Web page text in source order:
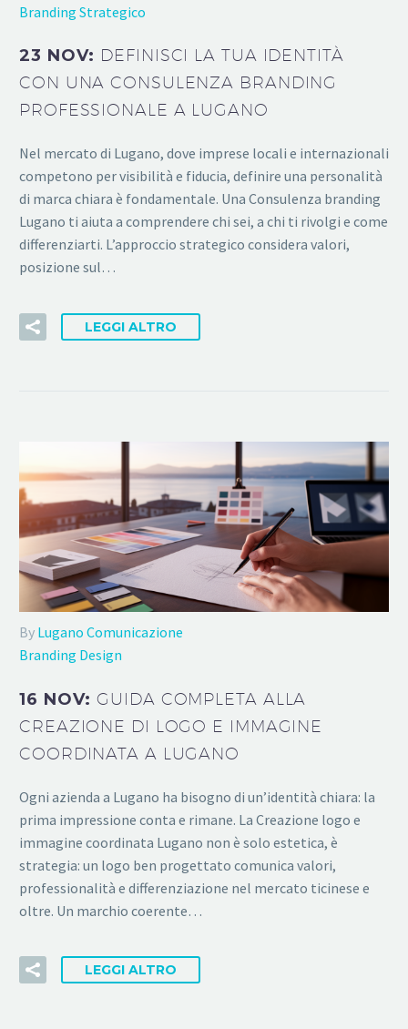
Branding Strategico
23 NOV: DEFINISCI LA TUA IDENTITÀ
CON UNA CONSULENZA BRANDING
PROFESSIONALE A LUGANO
Nel mercato di Lugano, dove imprese locali e internazionali
competono per visibilità e fiducia, definire una personalità
di marca chiara è fondamentale. Una Consulenza branding
Lugano ti aiuta a comprendere chi sei, a chi ti rivolgi e come
differenziarti. L’approccio strategico considera valori,
posizione sul…
LEGGI ALTRO
By Lugano Comunicazione
Branding Design
16 NOV:GUIDA COMPLETA ALLA
CREAZIONE DI LOGO E IMMAGINE
COORDINATA A LUGANO
Ogni azienda a Lugano ha bisogno di un’identità chiara: la
prima impressione conta e rimane. La Creazione logo e
immagine coordinata Lugano non è solo estetica, è
strategia: un logo ben progettato comunica valori,
professionalità e differenziazione nel mercato ticinese e
oltre. Un marchio coerente…
LEGGI ALTRO